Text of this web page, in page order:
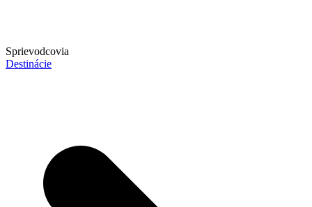
Sprievodcovia
Destinácie